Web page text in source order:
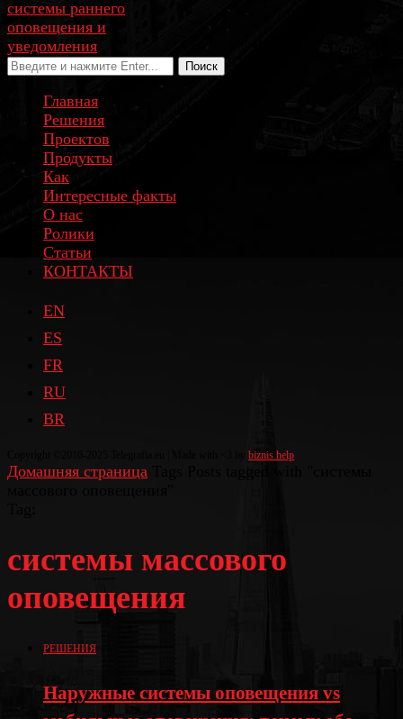
Поиск
Главная
Решения
Проектов
Продукты
Как
Интересные факты
О нас
Ролики
Статьи
КОНТАКТЫ
EN
ES
FR
RU
BR
biznis.help
Домашняя страница
системы массового
оповещения
РЕШЕНИЯ
Наружные системы оповещения vs